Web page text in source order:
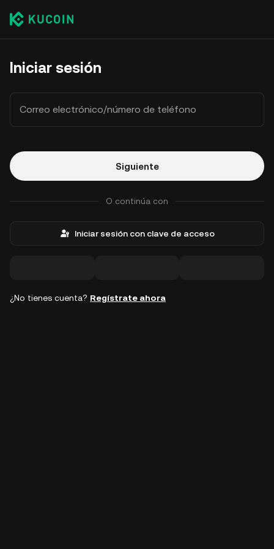
Iniciar sesión
Correo electrónico/número de teléfono
Siguiente
O continúa con
Iniciar sesión con clave de acceso
¿No tienes cuenta? Regístrate ahora